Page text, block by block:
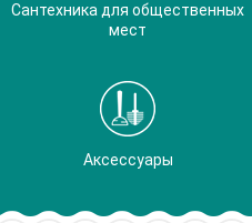
Сантехника для общественных
мест
Аксессуары